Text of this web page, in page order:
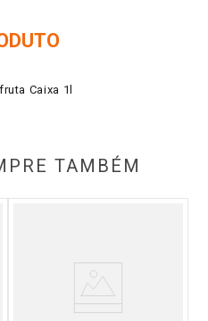
Caixa 1l
TAMBÉM